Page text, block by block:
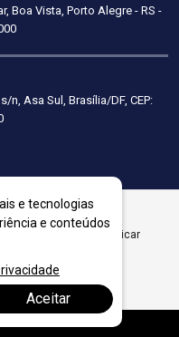
Boa Vista, Porto Alegre - RS -
n, Asa Sul, Brasília/DF, CEP:
cortar sem prejudicar
e tecnologias
e conteúdos
Aceitar